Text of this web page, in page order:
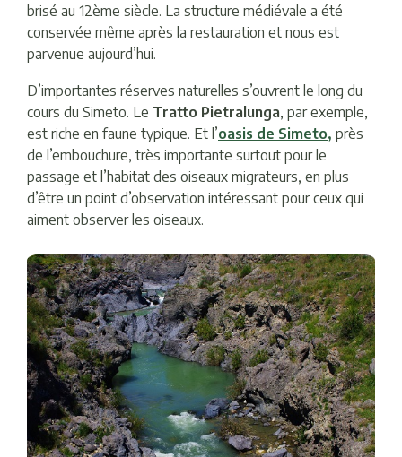
brisé au 12ème siècle. La structure médiévale a été
conservée même après la restauration et nous est
parvenue aujourd’hui.
D’importantes réserves naturelles s’ouvrent le long du
cours du Simeto. Le Tratto Pietralunga, par exemple,
est riche en faune typique. Et l’oasis de Simeto, près
de l’embouchure, très importante surtout pour le
passage et l’habitat des oiseaux migrateurs, en plus
d’être un point d’observation intéressant pour ceux qui
aiment observer les oiseaux.